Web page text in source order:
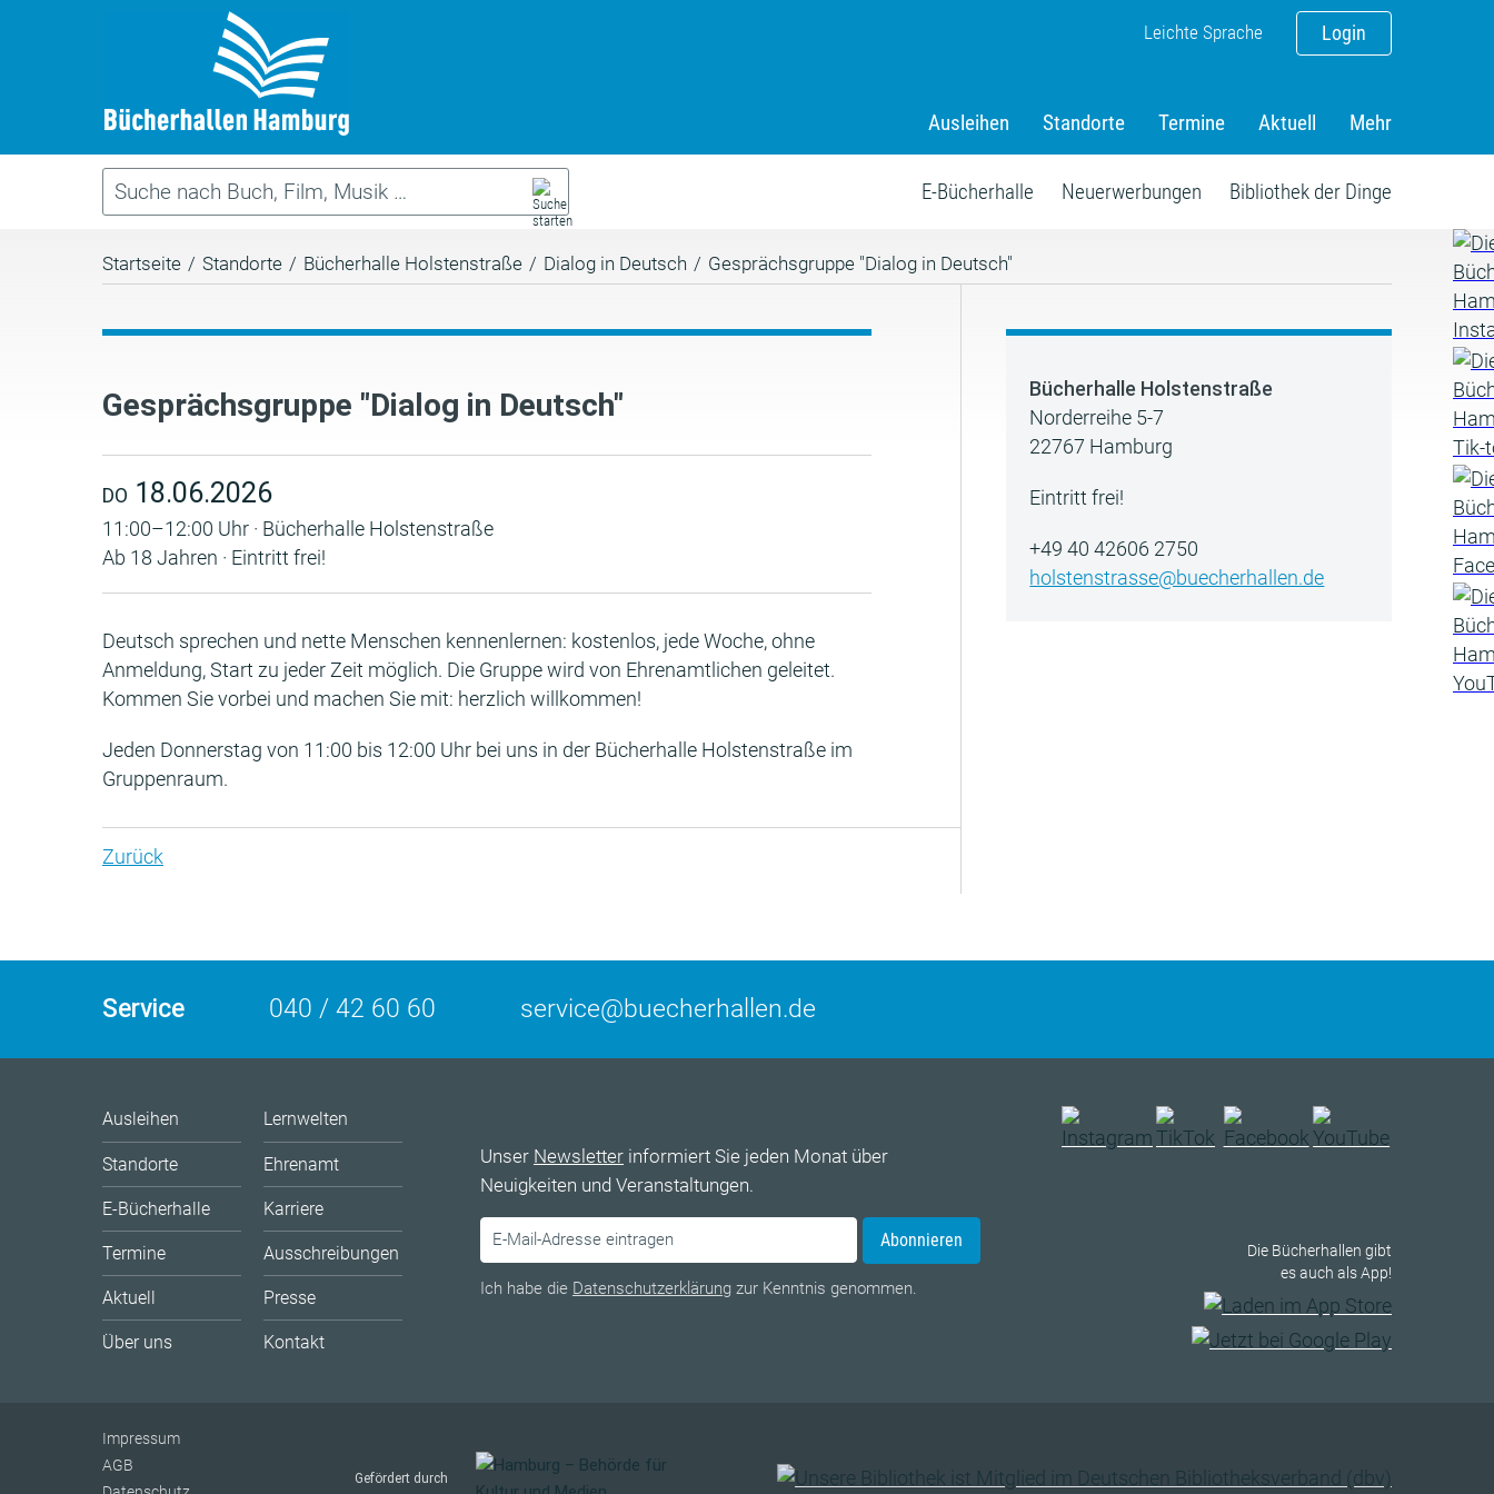
Login
Leichte Sprache
Ausleihen Standorte Termine Aktuell Mehr
E-Bücherhalle Neuerwerbungen Bibliothek der Dinge
Startseite / Standorte / Bücherhalle Holstenstraße / Dialog in Deutsch / Gesprächsgruppe "Dialog in Deutsch"
Gesprächsgruppe "Dialog in Deutsch"
DO 18.06.2026
11:00–12:00 Uhr · Bücherhalle Holstenstraße
Ab 18 Jahren · Eintritt frei!
Deutsch sprechen und nette Menschen kennenlernen: kostenlos, jede Woche, ohne
Anmeldung, Start zu jeder Zeit möglich. Die Gruppe wird von Ehrenamtlichen geleitet.
Kommen Sie vorbei und machen Sie mit: herzlich willkommen!
Jeden Donnerstag von 11:00 bis 12:00 Uhr bei uns in der Bücherhalle Holstenstraße im
Gruppenraum.
Zurück
Bücherhalle Holstenstraße
Norderreihe 5-7
22767 Hamburg
Eintritt frei!
+49 40 42606 2750
holstenstrasse@buecherhallen.de
Service 040 / 42 60 60 service@buecherhallen.de
Ausleihen
Standorte
E-Bücherhalle
Termine
Aktuell
Über uns
Lernwelten
Ehrenamt
Karriere
Ausschreibungen
Presse
Kontakt
Unser Newsletter informiert Sie jeden Monat über
Neuigkeiten und Veranstaltungen.
Abonnieren
Ich habe die Datenschutzerklärung zur Kenntnis genommen.
Die Bücherhallen gibt
es auch als App!
Impressum
AGB
Gefördert durch